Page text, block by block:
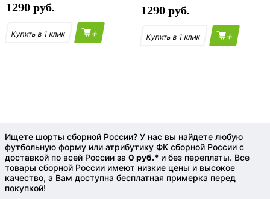
1290
+
1290
+
Ищете шорты сборной России? У нас вы найдете любую
футбольную форму или атрибутику ФК сборной России с
доставкой по всей России за 0 руб.* и без переплаты. Все
товары сборной России имеют низкие цены и высокое
качество, а Вам доступна бесплатная примерка перед
покупкой!